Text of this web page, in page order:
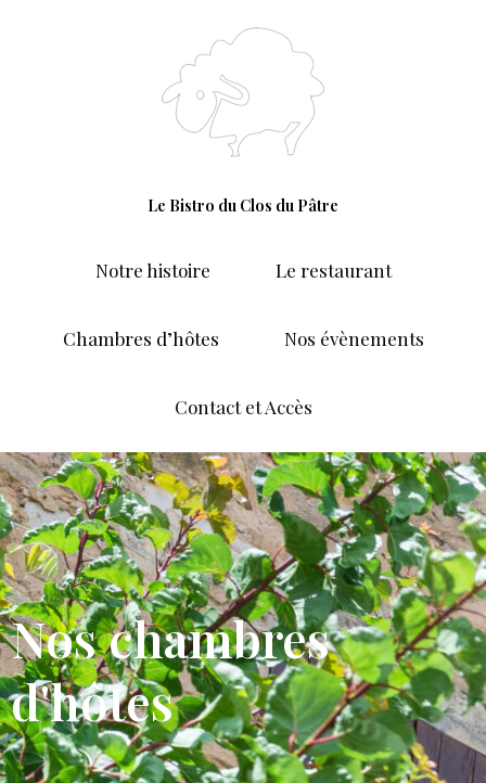
Le Bistro du Clos du Pâtre
Notre histoire Le restaurant
Chambres d’hôtes Nos évènements
Contact et Accès
Nos chambres
d'hôtes